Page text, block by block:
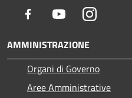
Facebook YoutubeInstagram
AMMINISTRAZIONE
Organi di Governo
Aree Amministrative